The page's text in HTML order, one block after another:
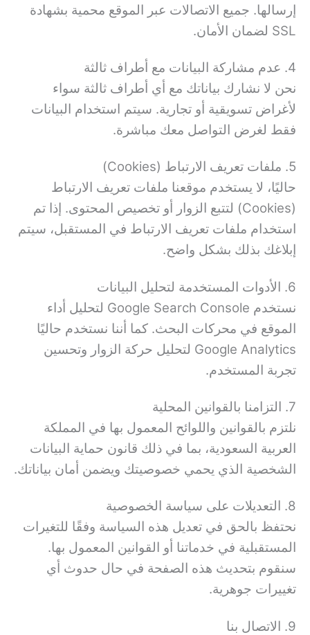
إرسالها. جميع الاتصالات عبر الموقع محمية بشهادة
SSL لضمان الأمان.
4. عدم مشاركة البيانات مع أطراف ثالثة
نحن لا نشارك بياناتك مع أي أطراف ثالثة سواء
لأغراض تسويقية أو تجارية. سيتم استخدام البيانات
فقط لغرض التواصل معك مباشرة.
5. ملفات تعريف الارتباط (Cookies)
حاليًا، لا يستخدم موقعنا ملفات تعريف الارتباط
(Cookies) لتتبع الزوار أو تخصيص المحتوى. إذا تم
استخدام ملفات تعريف الارتباط في المستقبل، سيتم
إبلاغك بذلك بشكل واضح.
6. الأدوات المستخدمة لتحليل البيانات
نستخدم Google Search Console لتحليل أداء
الموقع في محركات البحث. كما أننا نستخدم حاليًا
Google Analytics لتحليل حركة الزوار وتحسين
تجربة المستخدم.
7. التزامنا بالقوانين المحلية
نلتزم بالقوانين واللوائح المعمول بها في المملكة
العربية السعودية، بما في ذلك قانون حماية البيانات
الشخصية الذي يحمي خصوصيتك ويضمن أمان بياناتك.
8. التعديلات على سياسة الخصوصية
نحتفظ بالحق في تعديل هذه السياسة وفقًا للتغيرات
المستقبلية في خدماتنا أو القوانين المعمول بها.
سنقوم بتحديث هذه الصفحة في حال حدوث أي
تغييرات جوهرية.
9. الاتصال بنا